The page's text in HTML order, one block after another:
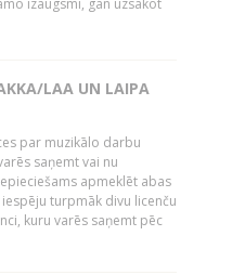
izaugsmi, gan uzsākot
LAA UN LAIPA
par muzikālo darbu
saņemt vai nu
apmeklēt abas
turpmāk divu licenču
kuru varēs saņemt pēc